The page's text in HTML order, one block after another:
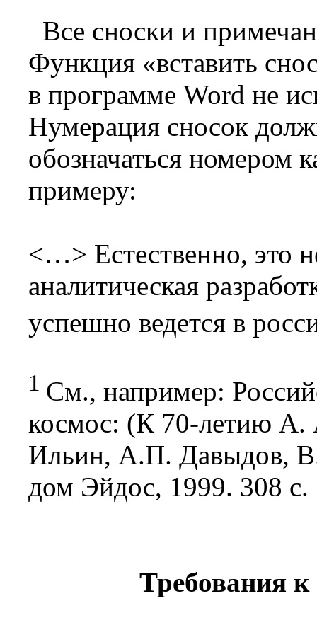
Все сноски и
Функция «вставить
в программе Word не
Нумерация сносок
обозначаться номером
примеру:
<…> Естественно, это
аналитическая
успешно ведется в
1 См., например:
космос: (К 70-летию А.
Ильин, А.П. Давыдов,
дом Эйдос, 1999. 308 с.
Требования